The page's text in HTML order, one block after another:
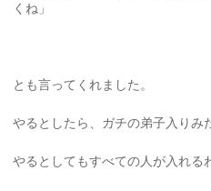
くね」
とも言ってくれました。
やるとしたら、ガチの弟子入りみ
やるとしてもすべての人が入れる